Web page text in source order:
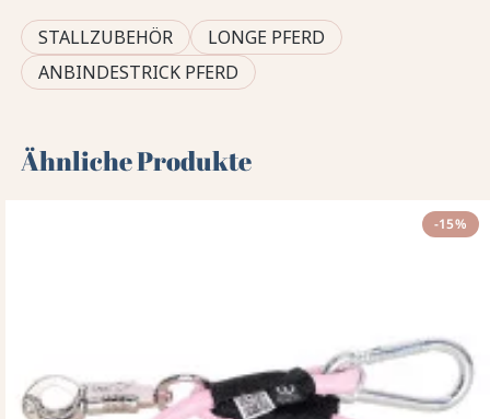
STALLZUBEHÖR
LONGE PFERD
ANBINDESTRICK PFERD
Ähnliche Produkte
-15%